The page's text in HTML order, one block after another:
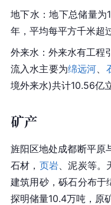
地下水：地下总储量
年，平均每平方千米超
外来水：外来水有工程
流入水主要为绵远河、
境外来水)共计10.56亿
矿产
旌阳区地处成都断平原
石材， 页岩 、泥炭等
建筑用砂，砾石分布于
探明储量10.4万吨，原